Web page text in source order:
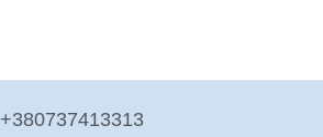
+380737413313